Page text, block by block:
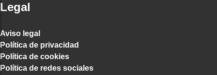
Legal
Aviso legal
Política de privacidad
Política de cookies
Política de redes sociales